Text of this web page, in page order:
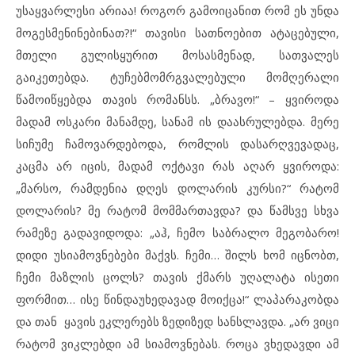
უსაყვარლესი არიაა! როგორ გამოიცანით რომ ეს უნდა
მოგესმენინებინათ?!“ თავისი სათნოებით ატაცებული,
მთელი გულისყურით მოსასმენად, სათვალეს
გაიკეთებდა. ტუჩებმომრგვალებული მომღერალი
წამოიწყებდა თავის რომანსს. „ბრავო!“ – ყვიროდა
მადამ ოსკარი მანამდე, სანამ ის დაასრულებდა. მერე
სიჩუმე ჩამოვარდებოდა, რომლის დასარღვევადაც,
კაცმა არ იცის, მადამ ოქტავი რას აღარ ყვიროდა:
„მარსო, რამდენია დღეს დოლარის კურსი?“ რატომ
დოლარის? მე რატომ მომმართავდა? და წამსვე სხვა
რამეზე გადავიდოდა: „აჰ, ჩემო საბრალო მეგობარო!
დიდი უსიამოვნებები მაქვს. ჩემი… შილს ხომ იცნობთ,
ჩემი მაზლის ცოლს? თავის ქმარს უღალატა ისეთი
ფორმით… ისე წინდაუხედავად მოიქცა!“ ლაპარაკობდა
და თან ყავის ეკლერებს ზედიზედ სანსლავდა. „არ ვიცი
რატომ ვიკლებდი ამ სიამოვნებას. როცა ვხედავდი ამ